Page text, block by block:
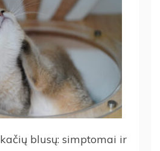
blusų: simptomai ir